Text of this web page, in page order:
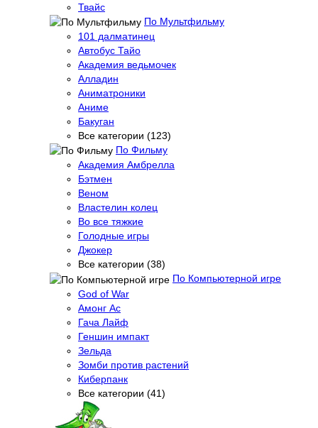
Твайс
По Мультфильму
101 далматинец
Автобус Тайо
Академия ведьмочек
Алладин
Аниматроники
Аниме
Бакуган
Все категории (123)
По Фильму
Академия Амбрелла
Бэтмен
Веном
Властелин колец
Во все тяжкие
Голодные игры
Джокер
Все категории (38)
По Компьютерной игре
God of War
Амонг Ас
Гача Лайф
Геншин импакт
Зельда
Зомби против растений
Киберпанк
Все категории (41)